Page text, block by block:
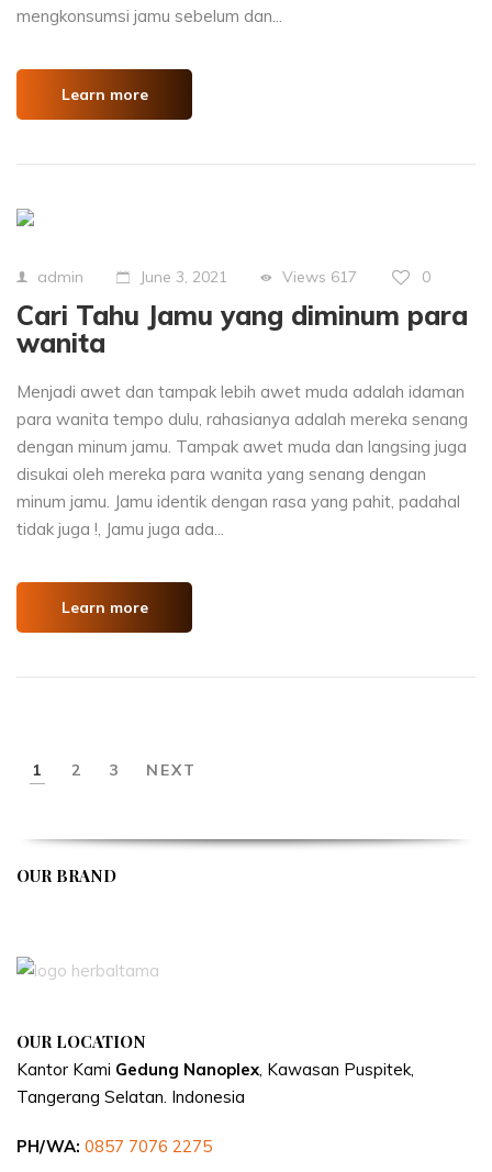
mengkonsumsi jamu sebelum dan...
Learn more
admin June 3, 2021 Views 617 0
Cari Tahu Jamu yang diminum para
wanita
Menjadi awet dan tampak lebih awet muda adalah idaman
para wanita tempo dulu, rahasianya adalah mereka senang
dengan minum jamu. Tampak awet muda dan langsing juga
disukai oleh mereka para wanita yang senang dengan
minum jamu. Jamu identik dengan rasa yang pahit, padahal
tidak juga !, Jamu juga ada...
Learn more
1 2 3 NEXT
OUR BRAND
OUR LOCATION
Kantor Kami Gedung Nanoplex , Kawasan Puspitek,
Tangerang Selatan. Indonesia
PH/WA: 0857 7076 2275